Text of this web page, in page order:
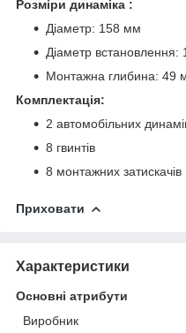
Розміри динаміка :
Діаметр: 158 мм
Діаметр встановлення:
Монтажна глибина: 49
Комплектація:
2 автомобільних
8 гвинтів
8 монтажних затискачів
Приховати
Характеристики
Основні атрибути
Виробник